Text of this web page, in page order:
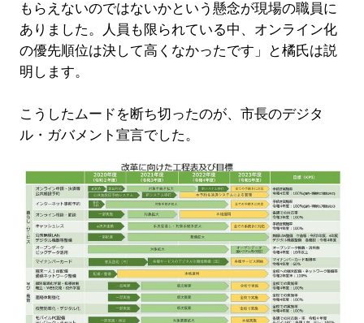
もらえないのではないかという懸念が現場の職員に
ありました。人員も限られている中、オンライン化
の優先順位は決して高くなかったです」と橘氏は説
明します。
こうしたムードを断ち切ったのが、市長のデジタ
ル・ガバメント宣言でした。